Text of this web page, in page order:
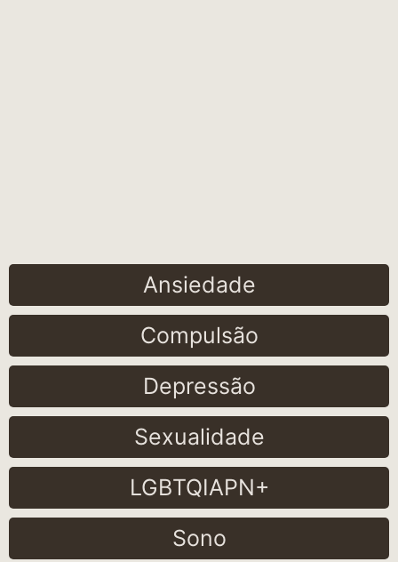
Ansiedade
Compulsão
Depressão
Sexualidade
LGBTQIAPN+
Sono